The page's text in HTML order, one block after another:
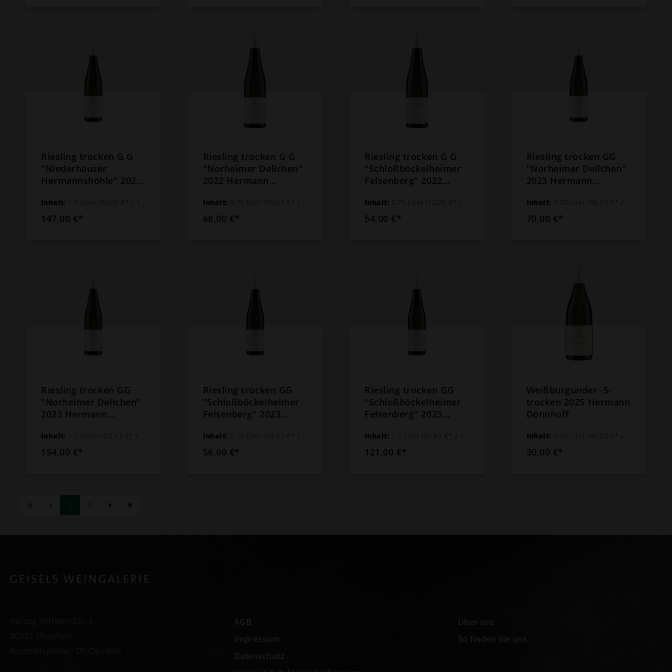
Riesling trocken G G
"Niederhäuser
Hermannshöhle" 2023
1,5 L Magnum
Inhalt: 1.5 Liter (98,00 €* / 1 Liter)
147,00 €*
Riesling trocken G G
"Norheimer Dellchen"
2022 Hermann
Inhalt: 0.75 Liter (90,67 €* / 1 Liter)
68,00 €*
Riesling trocken G G
"Schloßböckelheimer
Felsenberg" 2022
Inhalt: 0.75 Liter (72,00 €* / 1 Liter)
54,00 €*
Riesling trocken GG
"Norheimer Dellchen"
2023 Hermann
Inhalt: 0.75 Liter (93,33 €* / 1 Liter)
70,00 €*
Riesling trocken GG
"Norheimer Dellchen"
2023 Hermann
Magnum
Inhalt: 1.5 Liter (102,67 €* / 1 Liter)
154,00 €*
Riesling trocken GG
"Schloßböckelheimer
Felsenberg" 2023
Inhalt: 0.75 Liter (74,67 €* / 1 Liter)
56,00 €*
Riesling trocken GG
"Schloßböckelheimer
Felsenberg" 2023
1,5 L Magnum
Inhalt: 1.5 Liter (80,67 €* / 1 Liter)
121,00 €*
Weißburgunder -S-
trocken 2025 Hermann
Dönnhoff
Inhalt: 0.75 Liter (40,00 €* / 1 Liter)
30,00 €*
1 2
Herzog-Wilhelm-Str. 4
80331 München
Kontrollnummer: DE-Öko-006
AGB
Impressum
Datenschutz
Über uns
So finden Sie uns